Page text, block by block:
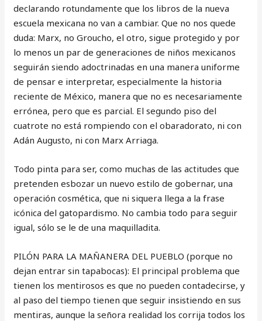
declarando rotundamente que los libros de la nueva
escuela mexicana no van a cambiar. Que no nos quede
duda: Marx, no Groucho, el otro, sigue protegido y por
lo menos un par de generaciones de niños mexicanos
seguirán siendo adoctrinadas en una manera uniforme
de pensar e interpretar, especialmente la historia
reciente de México, manera que no es necesariamente
errónea, pero que es parcial. El segundo piso del
cuatrote no está rompiendo con el obaradorato, ni con
Adán Augusto, ni con Marx Arriaga.
Todo pinta para ser, como muchas de las actitudes que
pretenden esbozar un nuevo estilo de gobernar, una
operación cosmética, que ni siquera llega a la frase
icónica del gatopardismo. No cambia todo para seguir
igual, sólo se le de una maquilladita.
PILÓN PARA LA MAÑANERA DEL PUEBLO (porque no
dejan entrar sin tapabocas): El principal problema que
tienen los mentirosos es que no pueden contadecirse, y
al paso del tiempo tienen que seguir insistiendo en sus
mentiras, aunque la señora realidad los corrija todos los